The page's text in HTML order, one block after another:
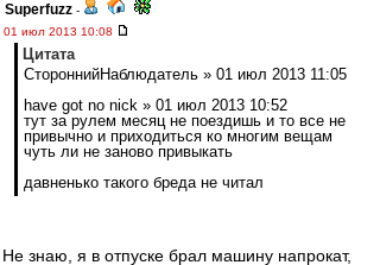
Superfuzz -
01 июл 2013 10:08
Цитата
СтороннийНаблюдатель » 01 июл 2013 11:05
have got no nick » 01 июл 2013 10:52
тут за рулем месяц не поездишь и то все не
привычно и приходиться ко многим вещам
чуть ли не заново привыкать
давненько такого бреда не читал
Не знаю, я в отпуске брал машину напрокат,